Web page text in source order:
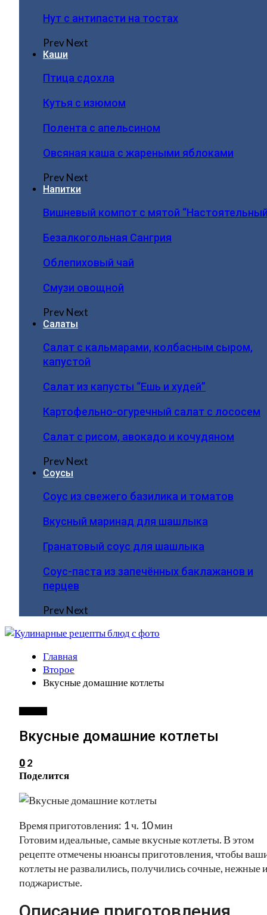
Нут с антипасти на тостах
PrevNext
Каши
Птица сдохла
Кутья с изюмом
Полента с апельсином
Овсяная каша с жареными яблоками
PrevNext
Напитки
Вишневый компот с мятой
Безалкогольная Сангрия
Облепиховый чай
Смузи овощной
PrevNext
Салаты
Салат с кальмарами, колбасным сыром,
капустой
Салат из капусты “Ешь и худей”
Картофельно-огуречный салат с лососем
Салат с рисом, авокадо и кочудяном
PrevNext
Соусы
Соус из свежего базилика и томатов
Вкусный маринад для шашлыка
Гранатовый соус для шашлыка
Соус-паста из запечённых баклажанов и
перцев
PrevNext
Главная
Второе
Вкусные домашние котлеты
Вкусные домашние котлеты
0 2
Поделится
Время приготовления: 1 ч. 10 мин
Готовим идеальные, самые вкусные котлеты. В этом
рецепте отмечены нюансы приготовления, чтобы
котлеты не развалились, получились сочные, нежные
поджаристые.